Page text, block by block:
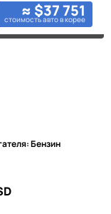
≈ $37 751
стоимость авто в корее
Бензин